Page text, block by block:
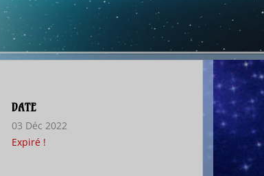
DATE
03 Déc 2022
Expiré !